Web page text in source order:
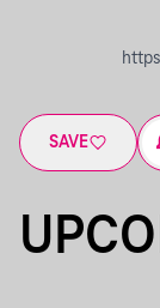
SAVE